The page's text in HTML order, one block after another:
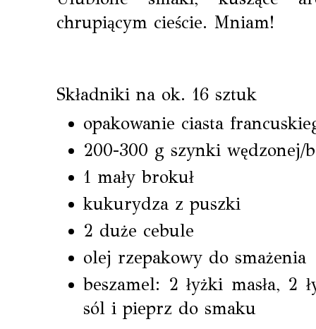
chrupiącym cieście. Mniam!
Składniki na ok. 16 sztuk
opakowanie ciasta
200-300 g szynki wędzonej/
1 mały brokuł
kukurydza z puszki
2 duże cebule
olej rzepakowy do smażenia
beszamel: 2 łyżki masła, 2
sól i pieprz do smaku